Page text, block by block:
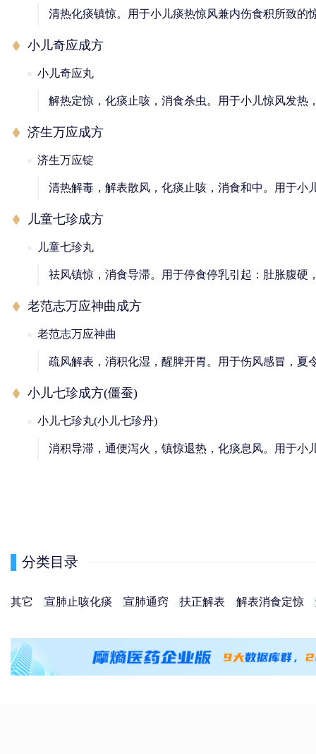
清热化痰镇惊。用于小儿痰热惊风兼内伤食积所致的
小儿奇应成方
小儿奇应丸
解热定惊，化痰止咳，消食杀虫。用于小儿惊风发热
济生万应成方
济生万应锭
清热解毒，解表散风，化痰止咳，消食和中。用于
儿童七珍成方
儿童七珍丸
祛风镇惊，消食导滞。用于停食停乳引起：肚胀腹硬
老范志万应神曲成方
老范志万应神曲
疏风解表，消积化湿，醒脾开胃。用于伤风感冒，夏
小儿七珍成方(僵蚕)
小儿七珍丸(小儿七珍丹)
消积导滞，通便泻火，镇惊退热，化痰息风。用于
分类目录
其它 宣肺止咳化痰 宣肺通窍 扶正解表 解表消食定惊